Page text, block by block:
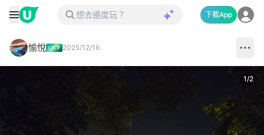
下載App
愉悅 2025/12/16
1/2